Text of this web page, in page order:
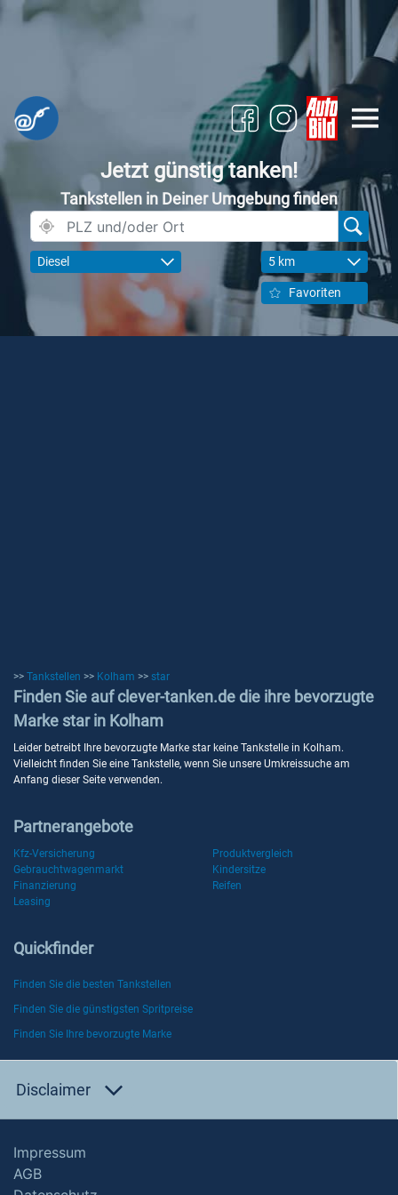
Jetzt günstig tanken!
Tankstellen in Deiner Umgebung finden
Diesel 5 km
Favoriten
>> Tankstellen >> Kolham >> star
Finden Sie auf clever-tanken.de die ihre bevorzugte
Marke star in Kolham
Leider betreibt Ihre bevorzugte Marke star keine Tankstelle in Kolham.
Vielleicht finden Sie eine Tankstelle, wenn Sie unsere Umkreissuche am
Anfang dieser Seite verwenden.
Partnerangebote
Kfz-Versicherung
Produktvergleich
Gebrauchtwagenmarkt
Kindersitze
Finanzierung
Reifen
Leasing
Quickfinder
Finden Sie die besten Tankstellen
Finden Sie die günstigsten Spritpreise
Finden Sie Ihre bevorzugte Marke
Disclaimer
Impressum
AGB